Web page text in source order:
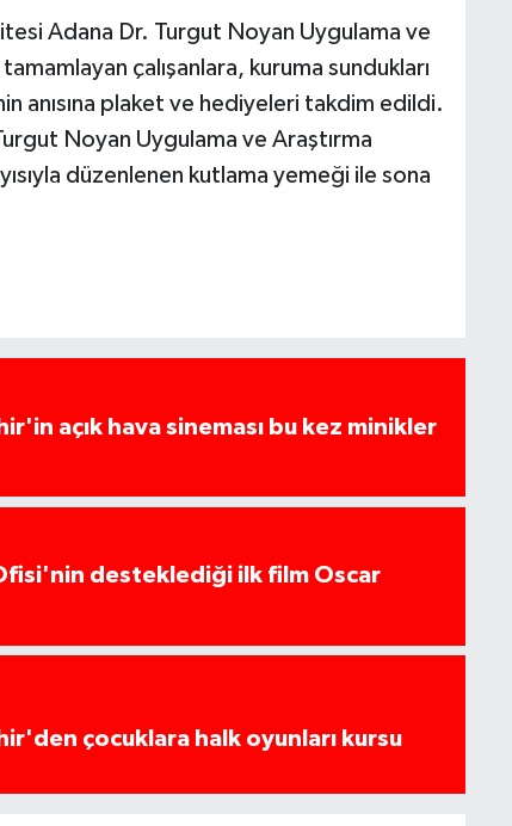
Adana Dr. Turgut Noyan Uygulama ve
çalışanlara, kuruma sundukları
anısına plaket ve hediyeleri takdim edildi.
Noyan Uygulama ve Araştırma
düzenlenen kutlama yemeği ile sona
açık hava sineması bu kez minikler
desteklediği ilk film Oscar
çocuklara halk oyunları kursu